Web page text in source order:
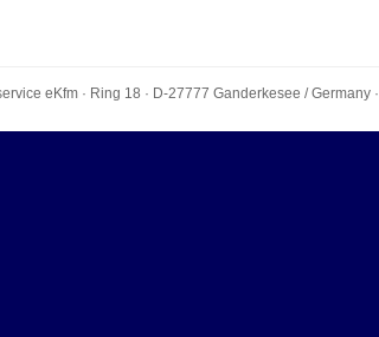
eKfm· Ring 18 · D-27777 Ganderkesee /Germany·